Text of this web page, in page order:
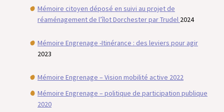
Mémoire citoyen déposé en suivi au projet de
réaménagement de l’îlot Dorchester par Trudel 2024
Mémoire Engrenage -Itinérance : des leviers pour agir
2023
Mémoire Engrenage – Vision mobilité active 2022
Mémoire Engrenage – politique de participation publique
2020